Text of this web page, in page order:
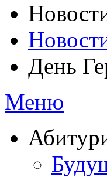
День
Меню